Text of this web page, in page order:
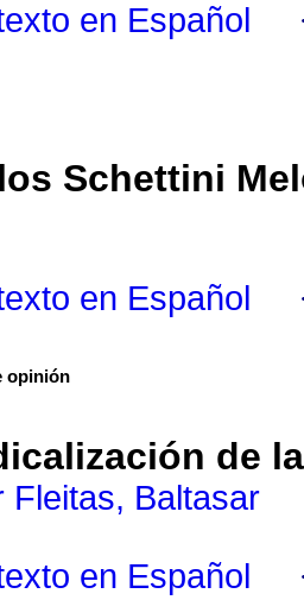
en Español
Schettini
en Español
opinión
de
Fleitas, Baltasar
en Español